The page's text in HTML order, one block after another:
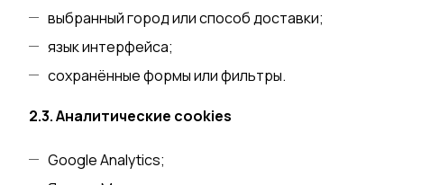
выбранный город или способ доставки;
язык интерфейса;
сохранённые формы или фильтры.
2.3. Аналитические cookies
Google Analytics;